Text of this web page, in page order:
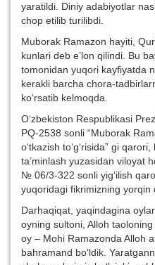
yaratildi. Diniy adabiyotlar
chop etilib turilibdi.
Muborak Ramazon hayiti,
kunlari deb e’lon qilindi. Bu
tomonidan yuqori kayfiyatda
kerakli barcha chora-
ko‘rsatib kelmoqda.
O‘zbekiston Respublikasi
PQ-2538 sonli “Muborak
o‘tkazish to‘g‘risida” gi
ta’minlash yuzasidan viloyat
№ 06/3-322 sonli yig‘ilish
yuqoridagi fikrimizning yorqin
Darhaqiqat, yaqindagina
oyning sultoni, Alloh
oy – Mohi Ramazonda Alloh
bahramand bo‘ldik.